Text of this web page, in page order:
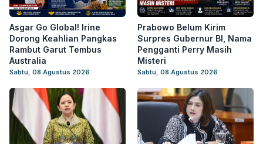
Asgar Go Global! Irine
Dorong Keahlian Pangkas
Rambut Garut Tembus
Australia
Sabtu, 08 Agustus 2026
Prabowo Belum Kirim
Surpres Gubernur BI, Nama
Pengganti Perry Masih
Misteri
Sabtu, 08 Agustus 2026